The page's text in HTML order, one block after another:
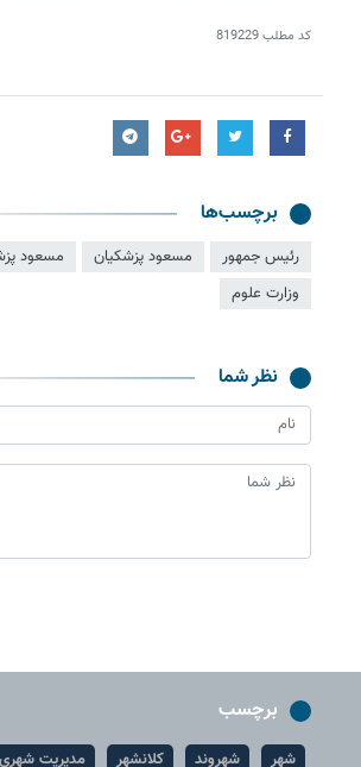
کد مطلب819229
برچسب‌ها
رئیس جمهور مسعود پزشکیان مسعود
وزارت علوم
نظر شما
برچسب
شهر شهروند کلانشهر مدیریت شهری